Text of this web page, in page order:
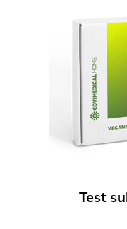
Test